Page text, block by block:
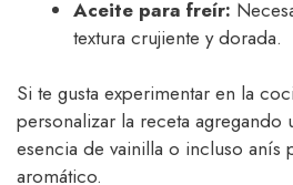
Aceite para freír:
textura crujiente y dorada.
Si te gusta experimentar en la
personalizar la receta
esencia de vainilla o incluso anís
aromático.